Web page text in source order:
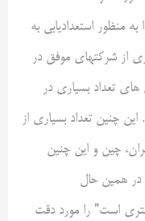
منظور استعدادیابی به
از شرکتهای موفق در
تعداد بسیاری در
چنین تعداد بسیاری از
چین و این چنین
در همین حال
است” را مورد دقت